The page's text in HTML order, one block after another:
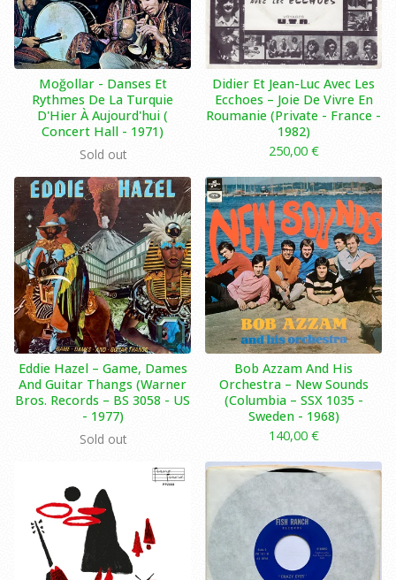
Moğollar - Danses Et
Rythmes De La Turquie
D'Hier À Aujourd'hui (
Concert Hall - 1971)
Sold out
Didier Et Jean-Luc Avec Les
Ecchoes – Joie De Vivre En
Roumanie (Private - France -
1982)
250,00 €
Eddie Hazel – Game, Dames
And Guitar Thangs (Warner
Bros. Records – BS 3058 - US
- 1977)
Sold out
Bob Azzam And His
Orchestra – New Sounds
(Columbia – SSX 1035 -
Sweden - 1968)
140,00 €